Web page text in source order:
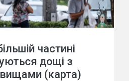
частині
дощі з
(карта)